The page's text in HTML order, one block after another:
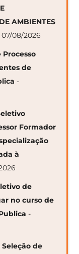
AMBIENTES
07/08/2026
Processo
de
-
Formador
à
de
no curso de
-
Seleção de